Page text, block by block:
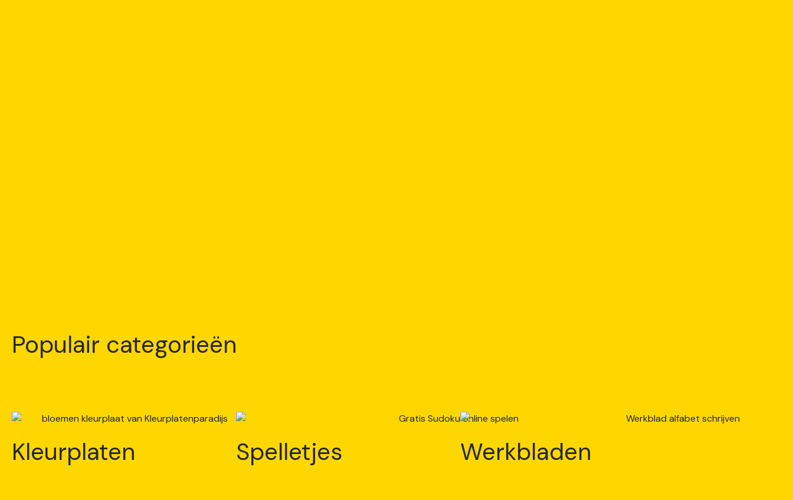
Populair categorieën
Kleurplaten Spelletjes Werkbladen